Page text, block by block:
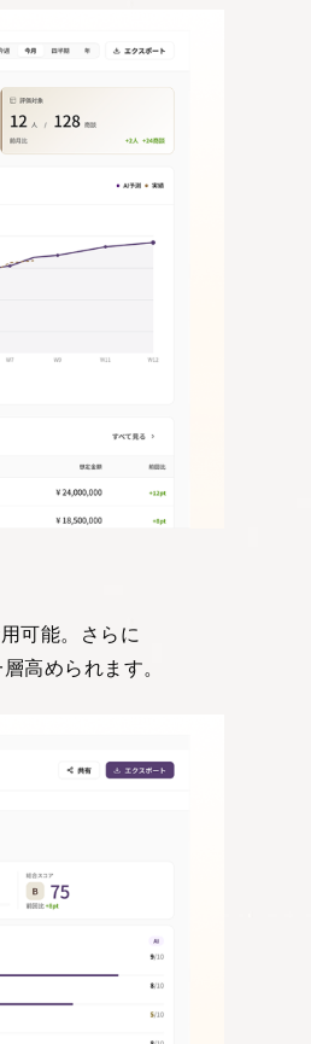
可能。さらに
高められます。